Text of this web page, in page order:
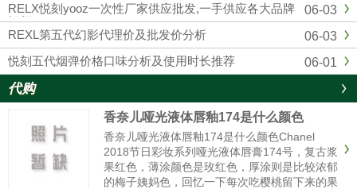
06-03
RELX悦刻yooz一次性厂家供应批发,一手供应各大品牌
烟杆
06-03
REXL第五代幻影代理价及批发价分析
06-01
悦刻五代烟弹价格口味分析及使用时长推荐
代购
香奈儿哑光液体唇釉174是什么颜色
香奈儿哑光液体唇釉174是什么颜色Chanel
2018节日彩妆系列哑光液体唇膏174号，复古浆
果红色，薄涂颜色是玫红色，厚涂则是比较浓郁
的梅子姨妈色，回忆一下每次吃樱桃留下来的果